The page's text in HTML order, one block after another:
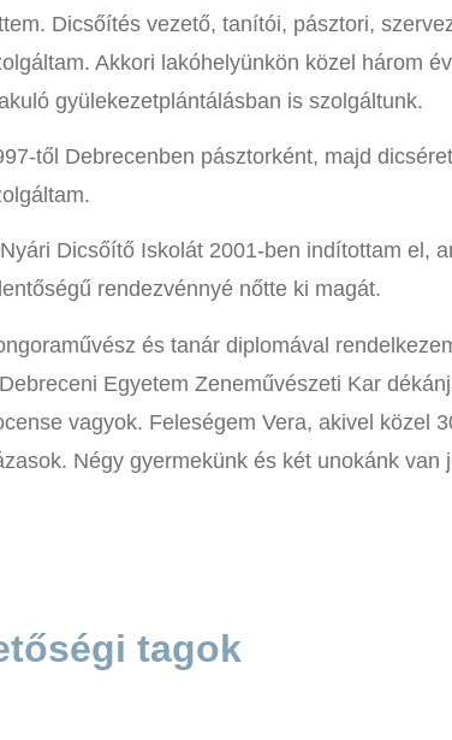
Dicsőítés vezető, tanítói, pásztori,
Akkori lakóhelyünkön közel három
gyülekezetplántálásban is szolgáltunk.
től Debrecenben pásztorként, majd
Dicsőítő Iskolát 2001-ben indítottam el,
rendezvénnyé nőtte ki magát.
és tanár diplomával
Egyetem Zeneművészeti Kar
vagyok. Feleségem Vera, akivel közel
Négy gyermekünk és két unokánk van
tagok